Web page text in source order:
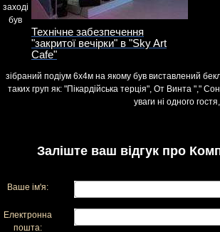
Технічне забезпечення
"закритої вечірки" в "Sky Art
Cafe"
заході
був
зібраний подіум 6х4м на якому був виставлений
таких груп як: "Пікардійська терція", От Винта ","
уваги ні одного
Заліште ваш відгук про
Ваше ім'я:
Електронна
пошта: